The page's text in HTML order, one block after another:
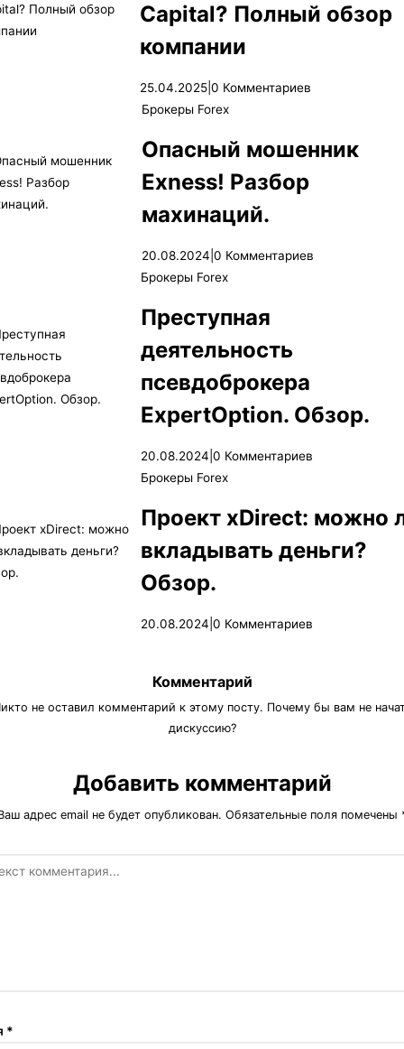
Capital? Полный обзор
компании
25.04.2025| 0 Комментариев
Брокеры Forex
Опасный мошенник
Exness! Разбор
махинаций.
20.08.2024 |0 Комментариев
Брокеры Forex
Преступная
деятельность
псевдоброкера
ExpertOption. Обзор.
20.08.2024 |0 Комментариев
Брокеры Forex
Проект xDirect: можно
вкладывать деньги?
Обзор.
20.08.2024 |0 Комментариев
Комментарий
не оставил комментарий к этому посту. Почему бы вам не
дискуссию?
Добавить комментарий
адрес email не будет опубликован. Обязательные поля помечены
*